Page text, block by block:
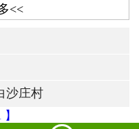
<<
沙庄村